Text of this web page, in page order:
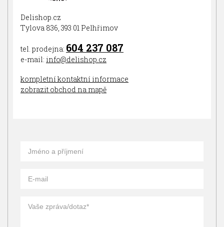
Delishop.cz
Tylova 836, 393 01 Pelhřimov
tel. prodejna: 604 237 087
e-mail: info@delishop.cz
kompletní kontaktní informace
zobrazit obchod na mapě